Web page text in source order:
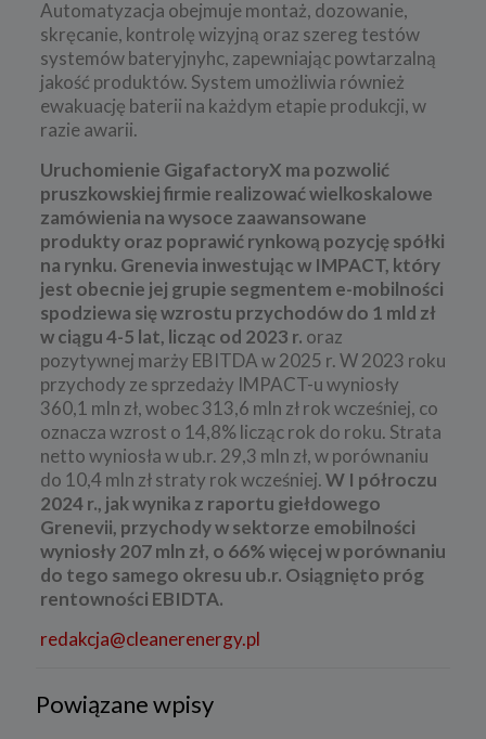
Automatyzacja obejmuje montaż, dozowanie,
skręcanie, kontrolę wizyjną oraz szereg testów
systemów bateryjnyhc, zapewniając powtarzalną
jakość produktów. System umożliwia również
ewakuację baterii na każdym etapie produkcji, w
razie awarii.
Uruchomienie GigafactoryX ma pozwolić
pruszkowskiej firmie realizować wielkoskalowe
zamówienia na wysoce zaawansowane
produkty oraz poprawić rynkową pozycję spółki
na rynku. Grenevia inwestując w IMPACT, który
jest obecnie jej grupie segmentem e-mobilności
spodziewa się wzrostu przychodów do 1 mld zł
w ciągu 4-5 lat, licząc od 2023 r. oraz
pozytywnej marży EBITDA w 2025 r. W 2023 roku
przychody ze sprzedaży IMPACT-u wyniosły
360,1 mln zł, wobec 313,6 mln zł rok wcześniej, co
oznacza wzrost o 14,8% licząc rok do roku. Strata
netto wyniosła w ub.r. 29,3 mln zł, w porównaniu
do 10,4 mln zł straty rok wcześniej.W I półroczu
2024 r., jak wynika z raportu giełdowego
Grenevii, przychody w sektorze emobilności
wyniosły 207 mln zł, o 66% więcej w porównaniu
do tego samego okresu ub.r. Osiągnięto próg
rentowności EBIDTA.
redakcja@cleanerenergy.pl
Powiązane wpisy